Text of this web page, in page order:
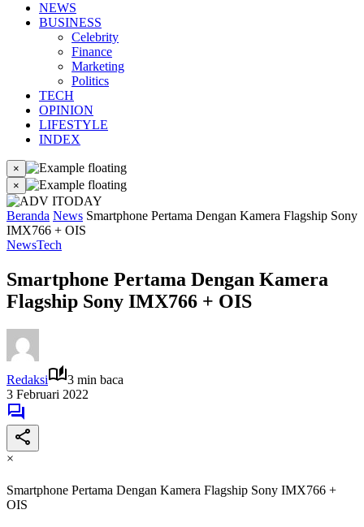
NEWS
BUSINESS
Celebrity
Finance
Marketing
Politics
TECH
OPINION
LIFESTYLE
INDEX
×
×
Beranda News Smartphone Pertama Dengan Kamera Flagship Sony
IMX766 + OIS
NewsTech
Smartphone Pertama Dengan Kamera
Flagship Sony IMX766 + OIS
Redaksi
3 min baca
3 Februari 2022
×
Smartphone Pertama Dengan Kamera Flagship Sony IMX766 +
OIS